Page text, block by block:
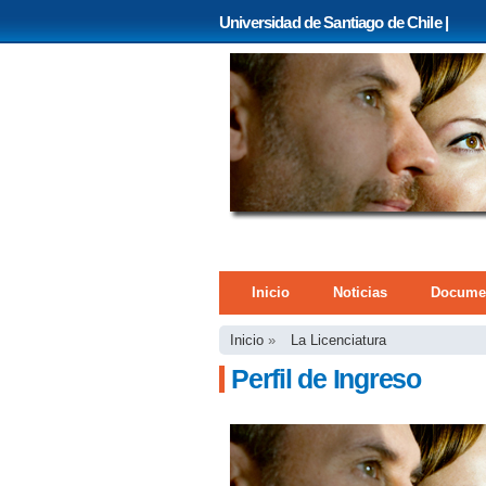
Universidad de Santiago de Chile |
Menú principal
Inicio Noticias
Se encuentra usted
Inicio » La Licenciatura
Perfil de Ingreso